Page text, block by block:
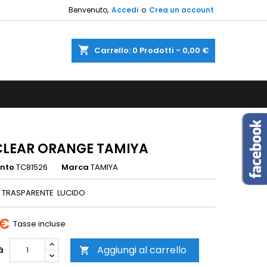
Benvenuto, Accedi o Crea un account
shopping_cart Carrello: 0 Prodotti - 0,00 €
ORANGE TAMIYA
TC81526 Marca TAMIYA
LUCIDO
Tasse incluse
 Aggiungi al carrello